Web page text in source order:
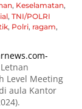
, Keselamatan,
,TNI/POLRI
, Polri, ragam,
Level Meeting
aula Kantor